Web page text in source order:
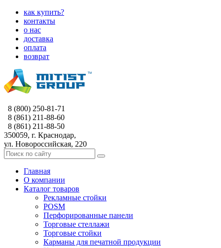
как купить?
контакты
о нас
доставка
оплата
возврат
8 (800) 250-81-71
8 (861) 211-88-60
8 (861) 211-88-50
350059, г. Краснодар,
ул. Новороссийская, 220
Главная
О компании
Каталог товаров
Рекламные стойки
POSM
Перфорированные панели
Торговые стеллажи
Торговые стойки
Карманы для печатной продукции